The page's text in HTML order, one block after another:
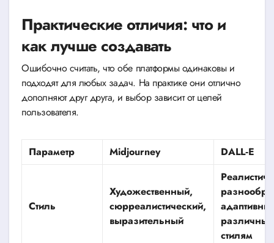
Практические отличия: что и
как лучше создавать
Ошибочно считать, что обе платформы одинаковы и
подходят для любых задач. На практике они отлично
дополняют друг друга, и выбор зависит от целей
пользователя.
Параметр Midjourney DALL‑E
Стиль
Художественный,
сюрреалистический,
выразительный
стилям